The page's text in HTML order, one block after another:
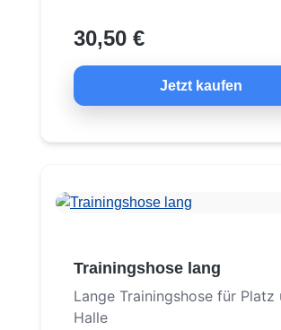
30,50 €
Jetzt kaufen
Trainingshose lang
Lange Trainingshose für Platz
Halle